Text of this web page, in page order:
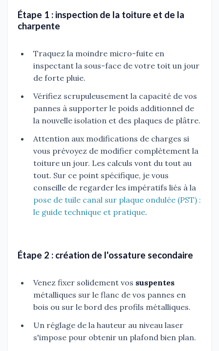
Étape 1 : inspection de la toiture et de la
charpente
Traquez la moindre micro-fuite en
inspectant la sous-face de votre toit un jour
de forte pluie.
Vérifiez scrupuleusement la capacité de vos
pannes à supporter le poids additionnel de
la nouvelle isolation et des plaques de plâtre.
Attention aux modifications de charges si
vous prévoyez de modifier complètement la
toiture un jour. Les calculs vont du tout au
tout. Sur ce point spécifique, je vous
conseille de regarder les impératifs liés à la
pose de tuile canal sur plaque ondulée (PST) :
le guide technique et pratique.
Étape 2 : création de l'ossature secondaire
Venez fixer solidement vos suspentes
métalliques sur le flanc de vos pannes en
bois ou sur le bord des profils métalliques.
Un réglage de la hauteur au niveau laser
s'impose pour obtenir un plafond bien plan.